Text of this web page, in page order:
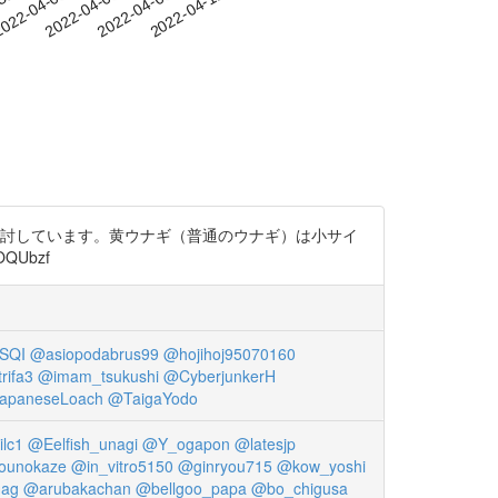
04-03
2022-04-062022-04-092022-04-12
しています。黄ウナギ（普通のウナギ）は小サイ
@asiopodabrus99 @hojihoj95070160
@imam_tsukushi @CyberjunkerH
@TaigaYodo
@Eelfish_unagi @Y_ogapon @latesjp
@in_vitro5150 @ginryou715 @kow_yoshi
@arubakachan @bellgoo_papa @bo_chigusa